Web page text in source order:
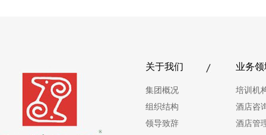
关于我们
集团概况
组织结构
领导致辞
业务
培训机
酒店咨
酒店管